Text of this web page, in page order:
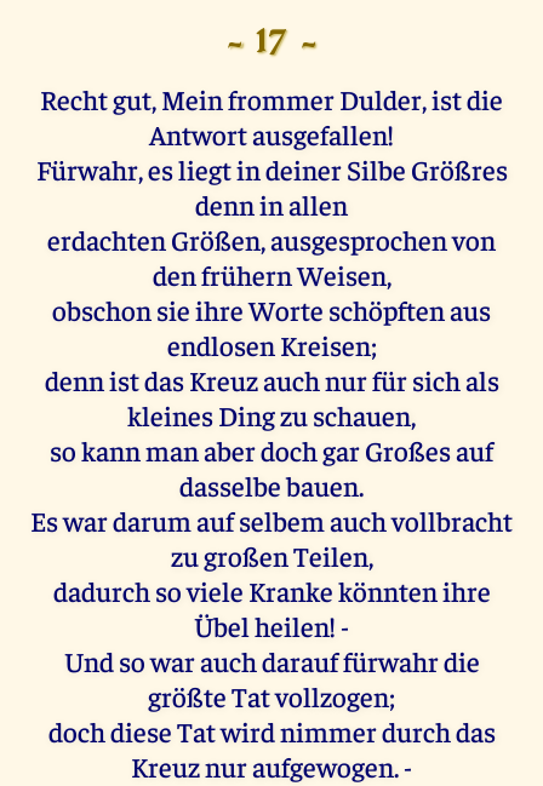
- 17 -
Recht gut, Mein frommer Dulder, ist die
Antwort ausgefallen!
Fürwahr, es liegt in deiner Silbe Größres
denn in allen
erdachten Größen, ausgesprochen von
den frühern Weisen,
obschon sie ihre Worte schöpften aus
endlosen Kreisen;
denn ist das Kreuz auch nur für sich als
kleines Ding zu schauen,
so kann man aber doch gar Großes auf
dasselbe bauen.
Es war darum auf selbem auch vollbracht
zu großen Teilen,
dadurch so viele Kranke könnten ihre
Übel heilen! -
Und so war auch darauf fürwahr die
größte Tat vollzogen;
doch diese Tat wird nimmer durch das
Kreuz nur aufgewogen. -